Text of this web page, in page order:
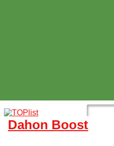
Dahon Boost